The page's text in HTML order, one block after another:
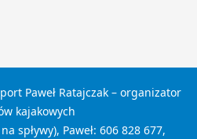
Paweł Ratajczak – organizator
kajakowych
spływy), Paweł: 606 828 677,